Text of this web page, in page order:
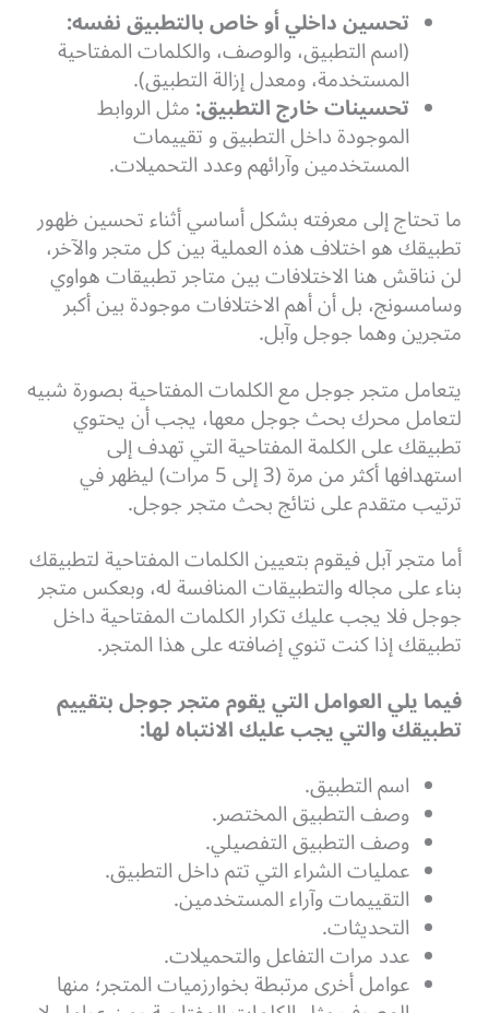
تحسين داخلي أو خاص بالتطبيق نفسه:
(اسم التطبيق، والوصف، والكلمات المفتاحية
المستخدمة، ومعدل إزالة التطبيق).
تحسينات خارج التطبيق:مثل الروابط
الموجودة داخل التطبيق و تقييمات
المستخدمين وآرائهم وعدد التحميلات.
ما تحتاج إلى معرفته بشكل أساسي أثناء تحسين ظهور
تطبيقك هو اختلاف هذه العملية بين كل متجر والآخر،
لن نناقش هنا الاختلافات بين متاجر تطبيقات هواوي
وسامسونج، بل أن أهم الاختلافات موجودة بين أكبر
متجرين وهما جوجل وآبل.
يتعامل متجر جوجل مع الكلمات المفتاحية بصورة شبيه
لتعامل محرك بحث جوجل معها، يجب أن يحتوي
تطبيقك على الكلمة المفتاحية التي تهدف إلى
استهدافها أكثر من مرة (3 إلى 5 مرات) ليظهر في
ترتيب متقدم على نتائج بحث متجر جوجل.
أما متجر آبل فيقوم بتعيين الكلمات المفتاحية لتطبيقك
بناء على مجاله والتطبيقات المنافسة له، وبعكس متجر
جوجل فلا يجب عليك تكرار الكلمات المفتاحية داخل
تطبيقك إذا كنت تنوي إضافته على هذا المتجر.
فيما يلي العوامل التي يقوم متجر جوجل بتقييم
تطبيقك والتي يجب عليك الانتباه لها:
اسم التطبيق.
وصف التطبيق المختصر.
وصف التطبيق التفصيلي.
عمليات الشراء التي تتم داخل التطبيق.
التقييمات وآراء المستخدمين.
التحديثات.
عدد مرات التفاعل والتحميلات.
عوامل أخرى مرتبطة بخوارزميات المتجر؛ منها